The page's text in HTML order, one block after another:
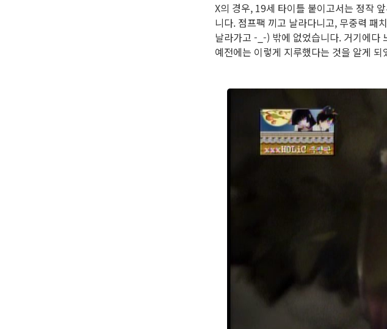
X의 경우, 19세 타이틀 붙이고서는 정작
니다. 점프팩 끼고 날라다니고, 무중력 패
날라가고 -_-) 밖에 없었습니다. 거기에다
예전에는 이렇게 지루했다는 것을 알게 되